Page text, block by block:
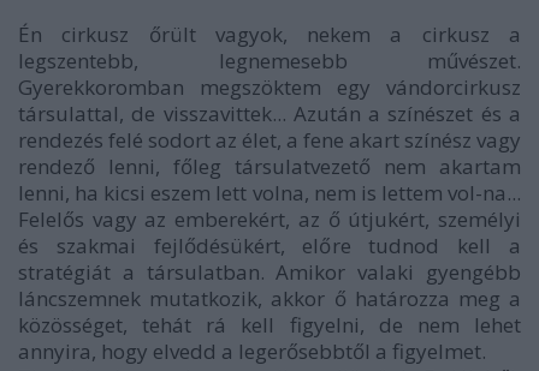
Én cirkusz őrült vagyok, nekem a cirkusz a
legszentebb, legnemesebb művészet.
Gyerekkoromban megszöktem egy vándorcirkusz
társulattal, de visszavittek... Azután a színészet és a
rendezés felé sodort az élet, a fene akart színész vagy
rendező lenni, főleg társulatvezető nem akartam
lenni, ha kicsi eszem lett volna, nem is lettem vol-na...
Felelős vagy az emberekért, az ő útjukért, személyi
és szakmai fejlődésükért, előre tudnod kell a
stratégiát a társulatban. Amikor valaki gyengébb
láncszemnek mutatkozik, akkor ő határozza meg a
közösséget, tehát rá kell figyelni, de nem lehet
annyira, hogy elvedd a legerősebbtől a figyelmet.